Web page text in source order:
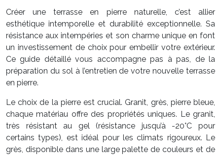
Créer une terrasse en pierre naturelle, c’est allier
esthétique intemporelle et durabilité exceptionnelle. Sa
résistance aux intempéries et son charme unique en font
un investissement de choix pour embellir votre extérieur.
Ce guide détaillé vous accompagne pas à pas, de la
préparation du sol à l’entretien de votre nouvelle terrasse
en pierre.
Le choix de la pierre est crucial. Granit, grès, pierre bleue,
chaque matériau offre des propriétés uniques. Le granit,
très résistant au gel (résistance jusqu’à -20°C pour
certains types), est idéal pour les climats rigoureux. Le
grès, disponible dans une large palette de couleurs et de